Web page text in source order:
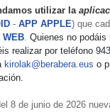
utilizar la
-APP APPLE) que
WEB .Quienes no
realizar por teléfono
kirolak@berabera.eus o
8 de junio de 2026